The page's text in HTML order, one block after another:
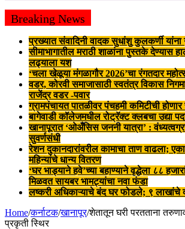
Breaking News
प्रख्यात संवादिनी वादक सुधांशु कुलकर्णी यांना
सीमाभागातील मराठी शाळांना पुस्तके देण्यास
लढ्याला यश
‘चला खेळूया मंगळागौर 2026’चा रंगतदार
वडर, कोरवी समाजासाठी स्वतंत्र विकास
राजेंद्र वडर -पवार
ग्रामपंचायत पातळीवर पंचहमी कमिटीची होणार
बागेवाडी कॉलेजमधील रोट्रॅक्ट क्लबचा उद्या
खानापूरात ‘ओअँसिस जननी यात्रा’ :
सुवर्णसंधी
रेशन दुकानदारांवरील कामाचा ताण वाढला;
महिन्यांचे धान्य वितरण
‘घर भाड्याने हवे’च्या बहाण्याने वृद्धेला ८८
मिळवत सायबर भामट्यांचा नवा फंडा
लष्करी अधिकाऱ्याचे बंद घर फोडले; ९ लाखांचे
Home/कर्नाटक/खानापूर/शेतातून घरी परतताना
प्रकृती स्थिर